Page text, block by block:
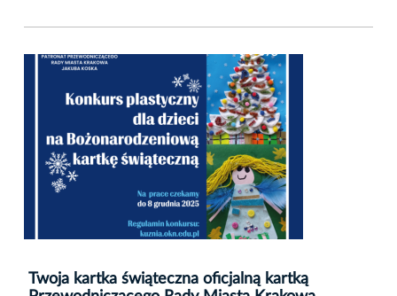
Twoja kartka świąteczna oficjalną kartką